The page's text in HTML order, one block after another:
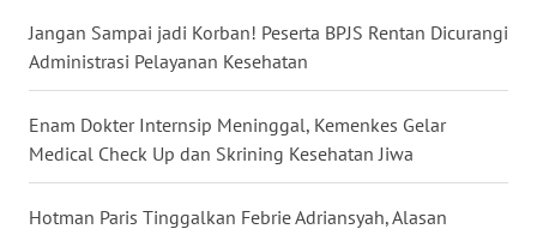
Jangan Sampai jadi Korban! Peserta BPJS Rentan Dicurangi
Administrasi Pelayanan Kesehatan
Enam Dokter Internsip Meninggal, Kemenkes Gelar
Medical Check Up dan Skrining Kesehatan Jiwa
Hotman Paris Tinggalkan Febrie Adriansyah, Alasan
PAPUA
BARAT
WN
RIAU
WN